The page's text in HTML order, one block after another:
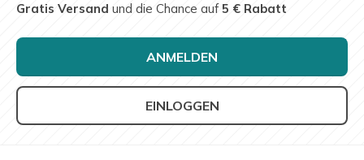
Gratis Versand und die Chance auf5 € Rabatt
ANMELDEN
EINLOGGEN